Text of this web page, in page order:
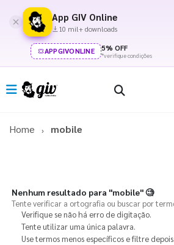
App GIV Online
10 mil+ downloads
APPGIVONLINE 5% OFF
*verifique condições
Home mobile
Nenhum resultado para "mobile"🧐
Tente verificar a ortografia ou buscar por
Verifique se não há erro de digitação.
Tente utilizar uma única palavra.
Use termos menos específicos e filtre depois.